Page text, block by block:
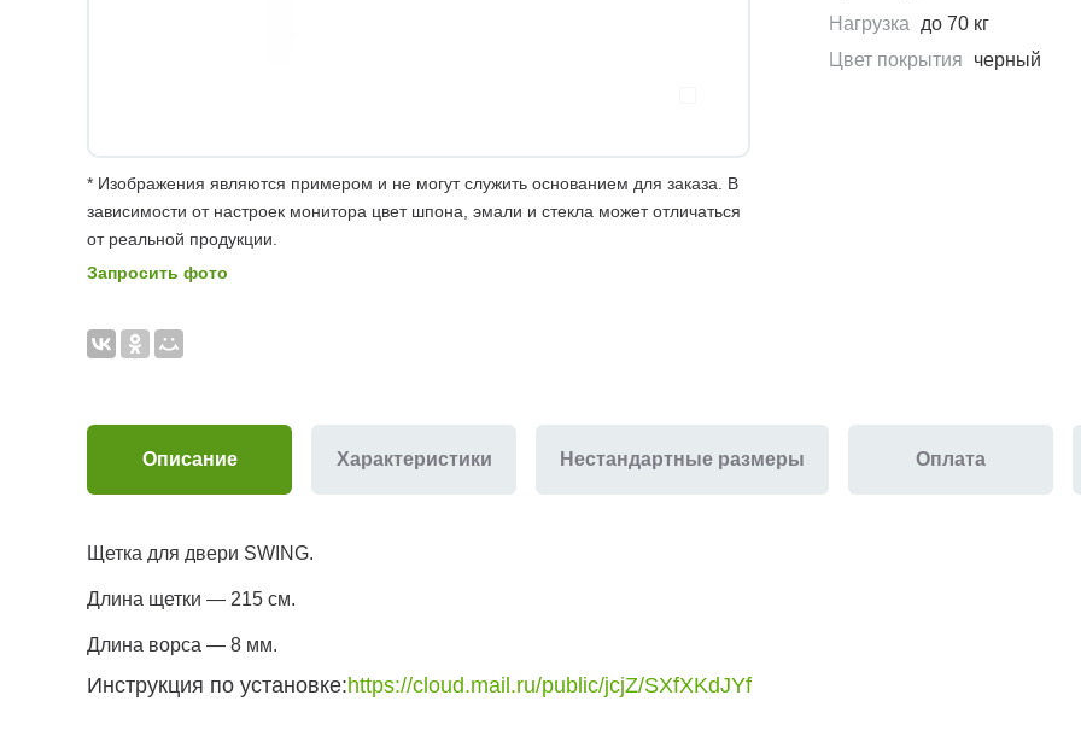
* Изображения являются примером и не могут служить основанием для заказа. В
зависимости от настроек монитора цвет шпона, эмали и стекла может отличаться
от реальной продукции.
Запросить фото
Нагрузка
до 70 кг
Цвет покрытия
черный
Описание Характеристики Нестандартные размеры Оплата
Щетка для двери SWING.
Длина щетки — 215 см.
Длина ворса — 8 мм.
Инструкция по установке:https://cloud.mail.ru/public/jcjZ/SXfXKdJYf